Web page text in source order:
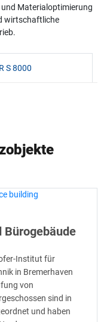
Materialoptimierung
wirtschaftliche
S 8000
Bürogebäude
Institut für
in Bremerhaven
von
sind in
und haben